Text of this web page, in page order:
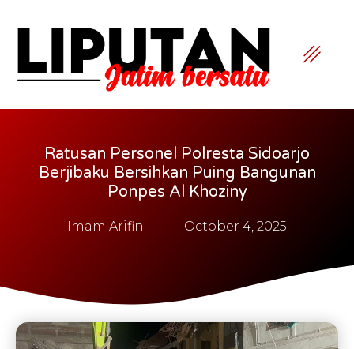
Ratusan Personel Polresta Sidoarjo
Berjibaku Bersihkan Puing Bangunan
Ponpes Al Khoziny
Imam Arifin October 4, 2025